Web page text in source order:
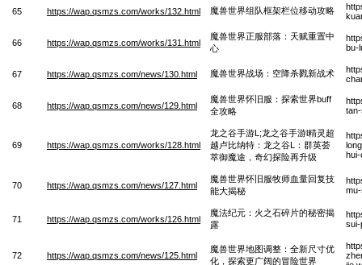
65 https://wap.qsmzs.com/works/132.html 魔兽世界组队框架栏位移动攻略
66 https://wap.qsmzs.com/works/131.html
魔兽世界正服部落：天赋重置中
心
bu-
67 https://wap.qsmzs.com/news/130.html 魔兽世界战场：空降杀戮新战术
68 https://wap.qsmzs.com/news/129.html
魔兽世界怀旧服：探索世界buff
全攻略
69 https://wap.qsmzs.com/works/128.html
龙之谷手游L;龙之谷手游l精灵超
越卢比纳特：龙之谷L：群英荟
萃御魔途，奇幻探险再升级
70 https://wap.qsmzs.com/news/127.html
魔兽世界怀旧服牧师血量回复技
能大揭秘
71 https://wap.qsmzs.com/works/126.html
魔法纪元：火之石碎片的秘密揭
露
sui-
72 https://wap.qsmzs.com/news/125.html
魔兽世界地图调整：全新尺寸优
化，探索更广阔的冒险世界